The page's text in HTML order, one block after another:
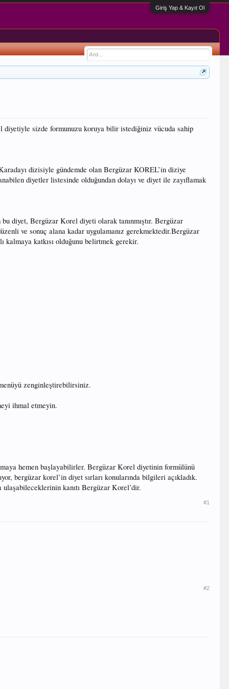
Giriş Yap & Kayıt Ol
diyetiyle sizde formunuzu koruya bilir istediğiniz vücuda sahip
dizisiyle gündemde olan Bergüzar KOREL’in diziye
diyetler listesinde olduğundan dolayı ve diyet ile zayıflamak
diyet, Bergüzar Korel diyeti olarak tanınmıştır. Bergüzar
ve sonuç alana kadar uygulamanız gerekmektedir.Bergüzar
kalmaya katkısı olduğunu belirtmek gerekir.
zenginleştirebilirsiniz.
ihmal etmeyin.
hemen başlayabilirler. Bergüzar Korel diyetinin formülünü
bergüzar korel’in diyet sırları konularında bilgileri açıkladık.
kanıtı Bergüzar Korel’dir.
#1
#2